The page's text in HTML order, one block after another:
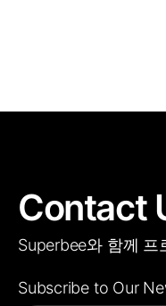
Contact
Superbee와 함께 프
Subscribe to Our